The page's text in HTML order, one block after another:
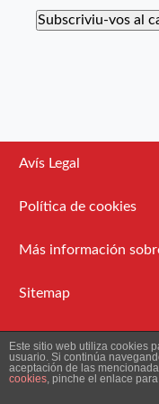
Subscriviu-vos al
Avís Legal
Política de cookies
Más información
Sitemap
Administració
2026
Este sitio web utiliza cookies
usuario. Si continúa
aceptación de las
cookies, pinche el enlace